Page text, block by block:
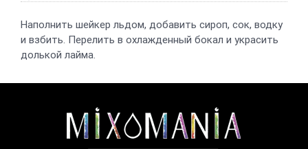
Наполнить шейкер льдом, добавить сироп, сок, водку
и взбить. Перелить в охлажденный бокал и украсить
долькой лайма.